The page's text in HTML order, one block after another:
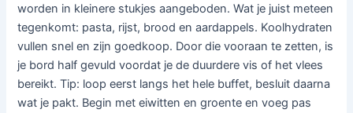
worden in kleinere stukjes aangeboden. Wat je juist meteen
tegenkomt: pasta, rijst, brood en aardappels. Koolhydraten
vullen snel en zijn goedkoop. Door die vooraan te zetten, is
je bord half gevuld voordat je de duurdere vis of het vlees
bereikt. Tip: loop eerst langs het hele buffet, besluit daarna
wat je pakt. Begin met eiwitten en groente en voeg pas